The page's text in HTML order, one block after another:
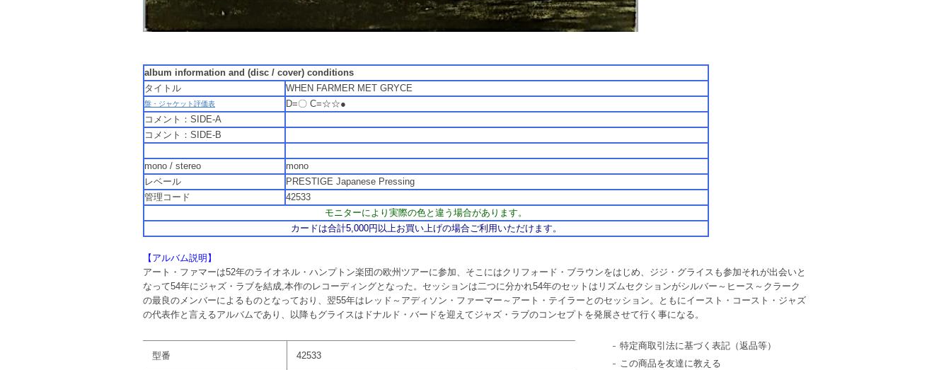
album information and (disc / cover) conditions
タイトル
WHEN FARMER MET GRYCE
盤・ジャケット評価表
D=〇 C=☆☆●
コメント：SIDE-A
コメント：SIDE-B
mono / stereo
mono
レベール
PRESTIGE Japanese Pressing
管理コード
42533
モニターにより実際の色と違う場合があります。
カードは合計5,000円以上お買い上げの場合ご利用いただけます。
【アルバム説明】
アート・ファマーは52年のライオネル・ハンプトン楽団の欧州ツアーに参加、そこにはクリフォード・ブラウンをはじめ、ジジ・グライスも参加それが出会いと
なって54年にジャズ・ラブを結成,本作のレコーディングとなった。セッションは二つに分かれ54年のセットはリズムセクションがシルバー～ヒース～クラーク
の最良のメンバーによるものとなっており、翌55年はレッド～アディソン・ファーマー～アート・テイラーとのセッション。ともにイースト・コースト・ジャズ
の代表作と言えるアルバムであり、以降もグライスはドナルド・バードを迎えてジャズ・ラブのコンセプトを発展させて行く事になる。
型番 42533
特定商取引法に基づく表記（返品等）
この商品を友達に教える